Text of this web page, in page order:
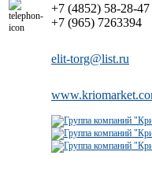
+7 (4852) 58-28-47
+7 (965) 7263394
elit-torg@list.ru